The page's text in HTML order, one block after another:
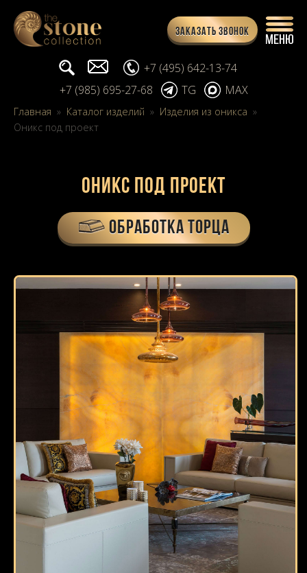
Заказать звонок
Поиск... info@stone-collection.ru
+7 (495) 642-13-74
+7 (985) 695-27-68
TG MAX
Главная » Каталог изделий » Изделия из оникса »
Оникс под проект
Оникс под проект
ОБРАБОТКА ТОРЦА